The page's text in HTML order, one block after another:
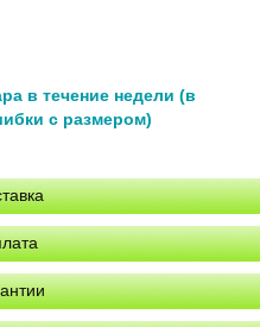
в течение недели (в
с размером)